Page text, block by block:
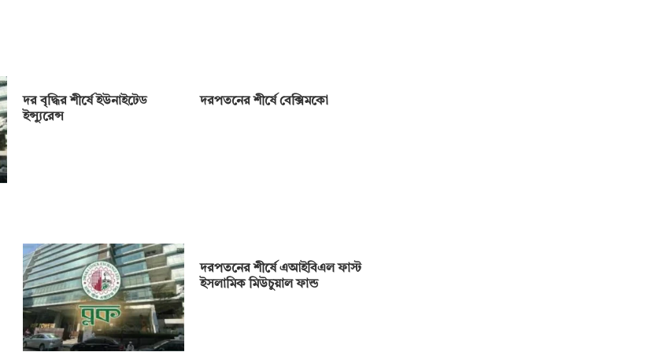
দর বৃদ্ধির শীর্ষে ইউনাইটেড
ইন্স্যুরেন্স
দরপতনের শীর্ষে বেক্সিমকো
দরপতনের শীর্ষে এআইবিএল ফাস্ট
ইসলামিক মিউচুয়াল ফান্ড